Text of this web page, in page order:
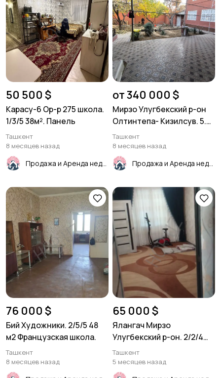
50 500 $
Карасу-6 Ор-р 275 школа.
1/3/5 38м². Панель
Ташкент
8 месяцев назад
от 340 000 $
Мирзо Улугбекский р-он
Олтинтепа- Кизилсув. 5.3
соток. Фасад 20м.
Ташкент
8 месяцев назад
76 000 $
Бий Художники. 2/5/5 48
м2 Французская школа.
Ташкент
8 месяцев назад
65 000 $
Ялангач Мирзо
Улугбекский р-он. 2/2/4
46м²
Ташкент
5 месяцев назад